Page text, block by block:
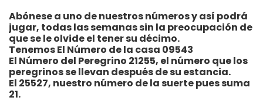
Abónese a uno de nuestros números y así podrá
jugar, todas las semanas sin la preocupación de
que se le olvide el tener su décimo.
Tenemos El Número de la casa 09543
El Número del Peregrino 21255, el número que los
peregrinos se llevan después de su estancia.
El 25527, nuestro número de la suerte pues suma
21.